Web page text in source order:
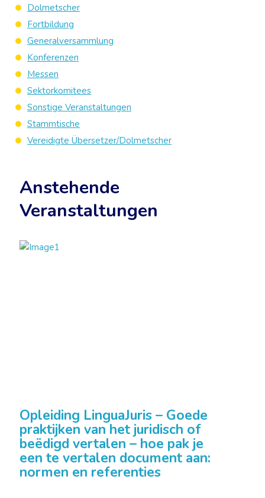
Anstehende
Veranstaltungen
Opleiding LinguaJuris – Goede
praktijken van het juridisch of
beëdigd vertalen – hoe pak je
een te vertalen document aan:
normen en referenties
Dolmetscher
Fortbildung
Generalversammlung
Konferenzen
Messen
Sektorkomitees
Sonstige Veranstaltungen
Stammtische
Vereidigte Übersetzer/Dolmetscher